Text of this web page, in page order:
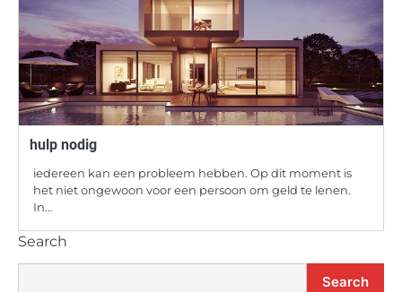
hulp nodig
iedereen kan een probleem hebben. Op dit moment is
het niet ongewoon voor een persoon om geld te lenen.
In…
Search
Search